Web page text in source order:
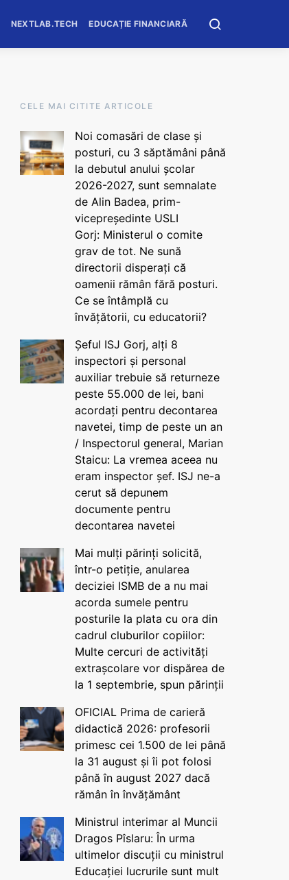
NEXTLAB.TECH EDUCAȚIE FINANCIARĂ
CELE MAI CITITE ARTICOLE
Noi comasări de clase și
posturi, cu 3 săptămâni până
la debutul anului școlar
2026-2027, sunt semnalate
de Alin Badea, prim-
vicepreședinte USLI
Gorj: Ministerul o comite
grav de tot. Ne sună
directorii disperați că
oamenii rămân fără posturi.
Ce se întâmplă cu
învățătorii, cu educatorii?
Șeful ISJ Gorj, alți 8
inspectori și personal
auxiliar trebuie să returneze
peste 55.000 de lei, bani
acordați pentru decontarea
navetei, timp de peste un an
/ Inspectorul general, Marian
Staicu: La vremea aceea nu
eram inspector șef. ISJ ne-a
cerut să depunem
documente pentru
decontarea navetei
Mai mulți părinți solicită,
într-o petiție, anularea
deciziei ISMB de a nu mai
acorda sumele pentru
posturile la plata cu ora din
cadrul cluburilor copiilor:
Multe cercuri de activități
extrașcolare vor dispărea de
la 1 septembrie, spun părinții
OFICIAL Prima de carieră
didactică 2026: profesorii
primesc cei 1.500 de lei până
la 31 august și îi pot folosi
până în august 2027 dacă
rămân în învățământ
Ministrul interimar al Muncii
Dragos Pîslaru: În urma
ultimelor discuții cu ministrul
Educației lucrurile sunt mult